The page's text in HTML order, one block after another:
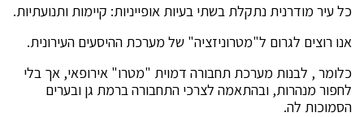
כל עיר מודרנית נתקלת בשתי בעיות אופייניות: קיימות ותנועתיות.
אנו רוצים לגרום ל"מטרוניזציה" של מערכת ההיסעים העירונית.
כלומר , לבנות מערכת תחבורה דמוית "מטרו" אירופאי, אך בלי
לחפור מנהרות, ובהתאמה לצרכי התחבורה ברמת גן ובערים
הסמוכות לה.